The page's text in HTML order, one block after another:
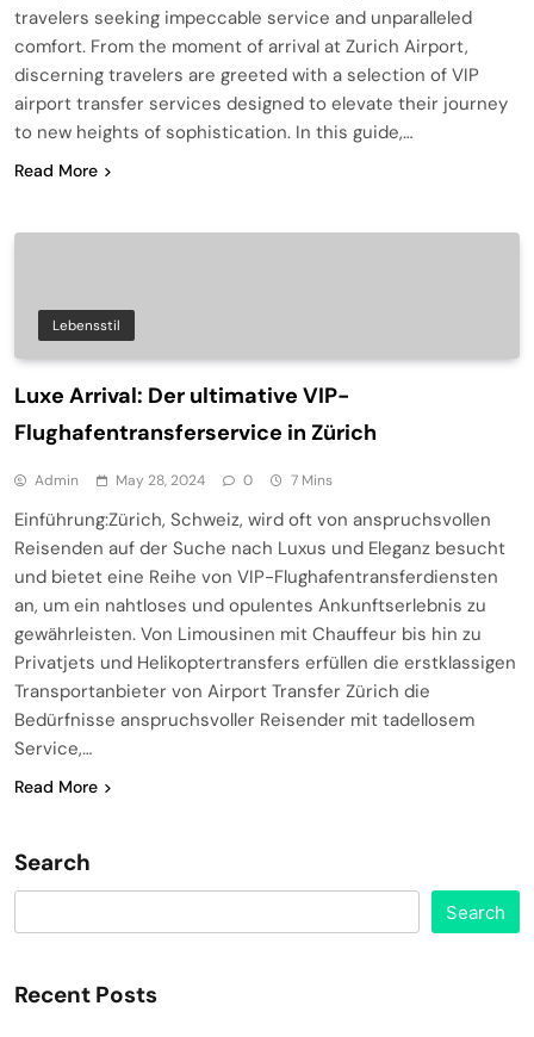
travelers seeking impeccable service and unparalleled
comfort. From the moment of arrival at Zurich Airport,
discerning travelers are greeted with a selection of VIP
airport transfer services designed to elevate their journey
to new heights of sophistication. In this guide,…
Read More
Lebensstil
Luxe Arrival: Der ultimative VIP-
Flughafentransferservice in Zürich
Admin May 28, 2024 0 7 Mins
Einführung:Zürich, Schweiz, wird oft von anspruchsvollen
Reisenden auf der Suche nach Luxus und Eleganz besucht
und bietet eine Reihe von VIP-Flughafentransferdiensten
an, um ein nahtloses und opulentes Ankunftserlebnis zu
gewährleisten. Von Limousinen mit Chauffeur bis hin zu
Privatjets und Helikoptertransfers erfüllen die erstklassigen
Transportanbieter von Airport Transfer Zürich die
Bedürfnisse anspruchsvoller Reisender mit tadellosem
Service,…
Read More
Search
Search
Recent Posts